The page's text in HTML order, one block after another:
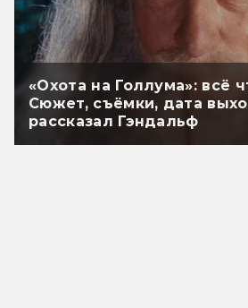
«Охота на Голлума»: всё
Сюжет, съёмки, дата
рассказал Гэндальф